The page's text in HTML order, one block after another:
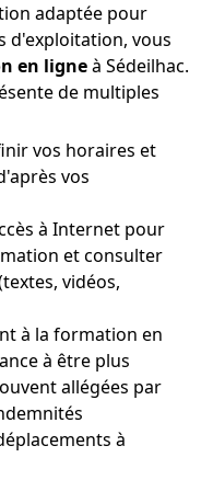
adaptée pour
d'exploitation, vous
en ligneà Sédeilhac.
de multiples
vos horaires et
vos
à Internet pour
et consulter
vidéos,
à la formation en
à être plus
allégées par
à